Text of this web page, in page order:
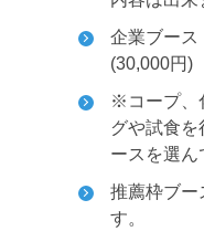
企業ブース
(30,000円)
※コープ、
グや試食
ースを選ん
推薦枠ブ
す。